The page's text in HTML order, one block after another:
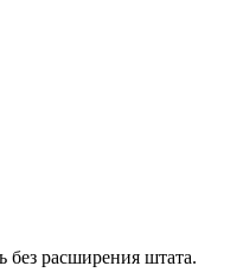
без расширения штата.